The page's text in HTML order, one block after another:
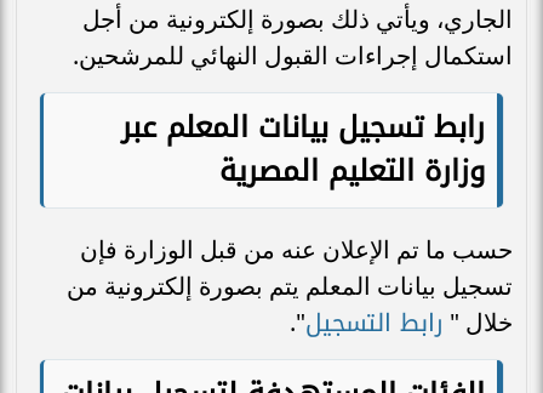
الجاري، ويأتي ذلك بصورة إلكترونية من أجل
استكمال إجراءات القبول النهائي للمرشحين.
رابط تسجيل بيانات المعلم عبر
وزارة التعليم المصرية
حسب ما تم الإعلان عنه من قبل الوزارة فإن
تسجيل بيانات المعلم يتم بصورة إلكترونية من
خلال " رابط التسجيل".